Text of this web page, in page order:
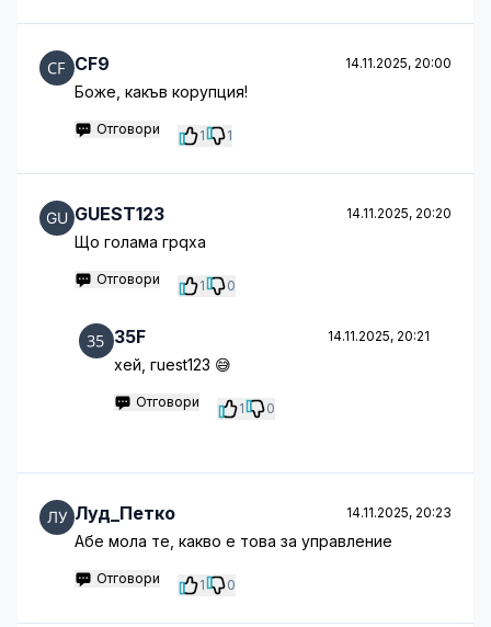
CF9 14.11.2025, 20:00
Боже, какъв корупция!
Отговори 1 1
GUEST123 14.11.2025, 20:20
Що голама грqха
Отговори 1 0
35F 14.11.2025, 20:21
хей, гuest123 😅
Отговори 1 0
Луд_Петко 14.11.2025, 20:23
Абе мола те, какво е това за управление
Отговори 1 0